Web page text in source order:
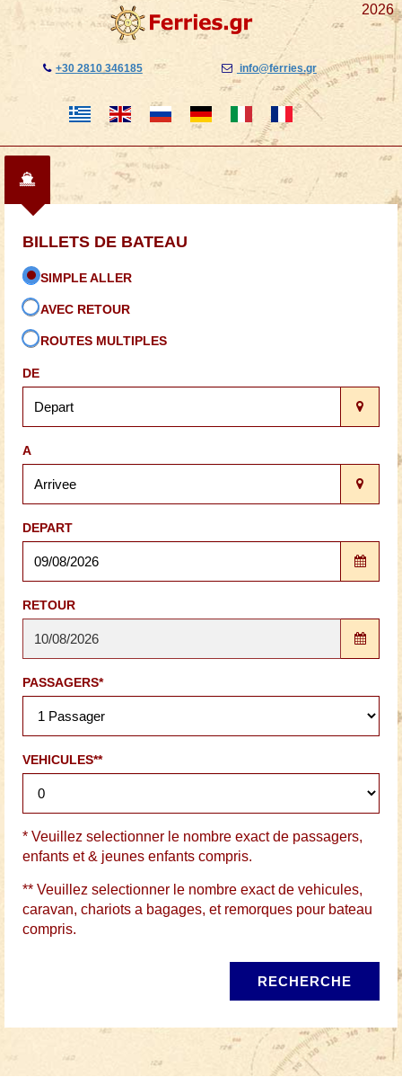
2026
+30 2810 346185 info@ferries.gr
BILLETS DE BATEAU
SIMPLE ALLER
AVEC RETOUR
ROUTES MULTIPLES
DE
A
DEPART
RETOUR
PASSAGERS*
VEHICULES**
* Veuillez selectionner le nombre exact de passagers,
enfants et & jeunes enfants compris.
** Veuillez selectionner le nombre exact de vehicules,
caravan, chariots a bagages, et remorques pour bateau
compris.
RECHERCHE